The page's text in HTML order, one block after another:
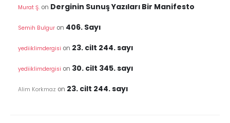
Murat Ş.on Derginin Sunuş Yazıları Bir Manifesto
Semih Bulguron 406. Sayı
yediiklimdergisi on 23. cilt 244. sayı
yediiklimdergisi on 30. cilt 345. sayı
Alim Korkmaz on 23. cilt 244. sayı